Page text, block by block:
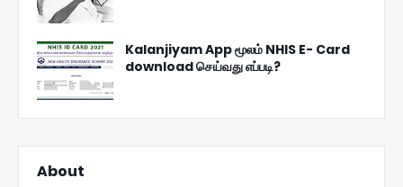
Kalanjiyam App மூலம் NHIS E- Card
download செய்வது எப்படி?
About